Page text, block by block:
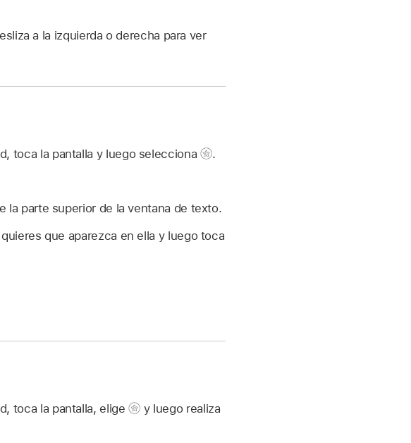
a la izquierda o derecha para ver
toca la pantalla y luego selecciona
.
la parte superior de la ventana de texto.
que aparezca en ella y luego toca
toca la pantalla, elige
y luego realiza